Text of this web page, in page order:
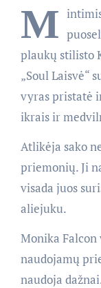
M
plaukų stilisto
„Soul Laisvė“
vyras pristatė
ikrais ir
Atlikėja sako
priemonių. Ji
visada juos
aliejuku.
Monika
naudojamų
naudoja